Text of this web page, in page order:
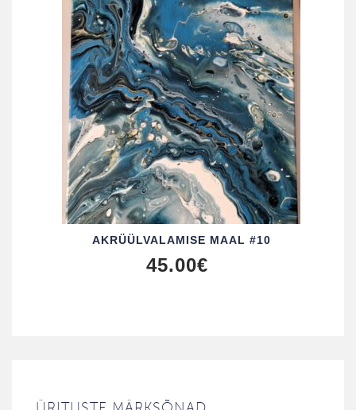
AKRÜÜL­VALAMISE MAAL #10
45.00€